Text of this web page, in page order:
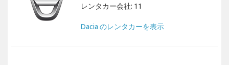
レンタカー会社: 11
Dacia のレンタカーを表示